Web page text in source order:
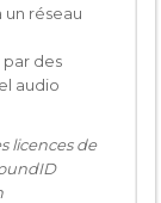
réseau
par des
audio
licences de